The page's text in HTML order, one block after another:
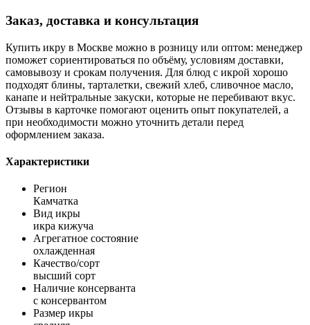
Заказ, доставка и консультация
Купить икру в Москве можно в розницу или оптом: менеджер
поможет сориентироваться по объёму, условиям доставки,
самовывозу и срокам получения. Для блюд с икрой хорошо
подходят блины, тарталетки, свежий хлеб, сливочное масло,
канапе и нейтральные закуски, которые не перебивают вкус.
Отзывы в карточке помогают оценить опыт покупателей, а
при необходимости можно уточнить детали перед
оформлением заказа.
Характеристики
Регион
Камчатка
Вид икры
икра кижуча
Агрегатное состояние
охлажденная
Качество/сорт
высший сорт
Наличие консерванта
с консервантом
Размер икры